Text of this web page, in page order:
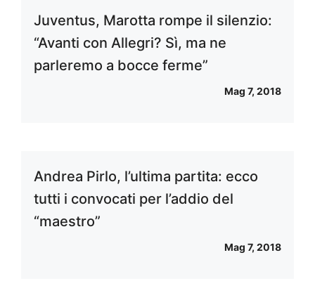
Juventus, Marotta rompe il silenzio:
“Avanti con Allegri? Sì, ma ne
parleremo a bocce ferme”
Mag 7, 2018
Andrea Pirlo, l’ultima partita: ecco
tutti i convocati per l’addio del
“maestro”
Mag 7, 2018